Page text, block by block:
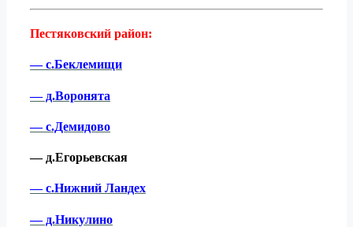
Пестяковский район:
— с.Беклемищи
— д.Воронята
— с.Демидово
— д.Егорьевская
— с.Нижний Ландех
— д.Никулино